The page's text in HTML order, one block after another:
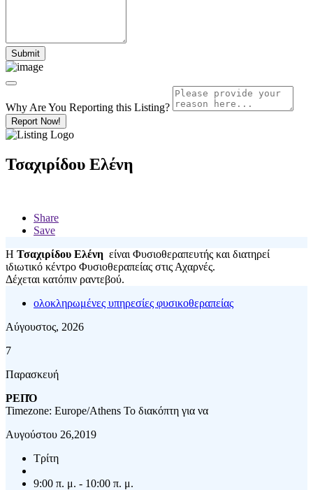
Why Are You Reporting this Listing?
Report Now!
Τσαχιρίδου Ελένη
Share
Save
Η Τσαχιρίδου Ελένη είναι Φυσιοθεραπευτής και διατηρεί
ιδιωτικό κέντρο Φυσιοθεραπείας στις Αχαρνές.
Δέχεται κατόπιν ραντεβού.
ολοκληρωμένες υπηρεσίες φυσικοθεραπείας
Αύγουστος, 2026
7
Παρασκευή
ΡΕΠΌ
Timezone: Europe/Athens Το διακόπτη για να
Αυγούστου 26,2019
Τρίτη
9:00 π. μ. - 10:00 π. μ.